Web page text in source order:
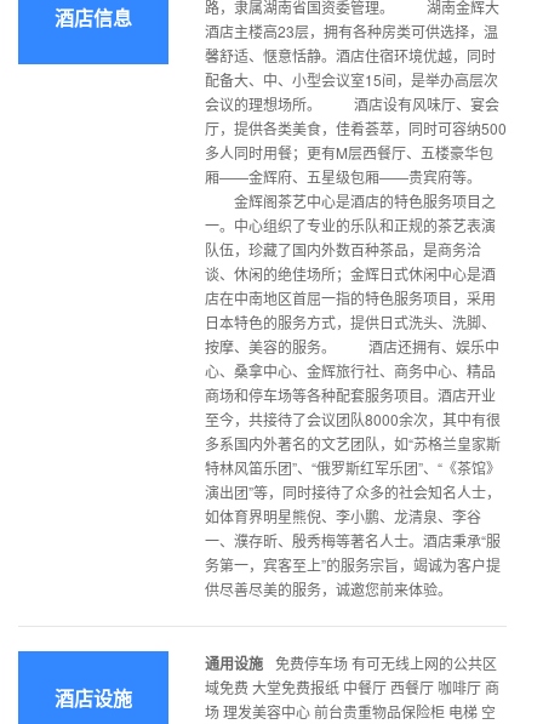
酒店信息
路，隶属湖南省国资委管理。 湖南金辉大
酒店主楼高23层，拥有各种房类可供选择，温
馨舒适、惬意恬静。酒店住宿环境优越，同时
配备大、中、小型会议室15间，是举办高层次
会议的理想场所。 酒店设有风味厅、宴会
厅，提供各类美食，佳肴荟萃，同时可容纳500
多人同时用餐；更有M层西餐厅、五楼豪华包
厢——金辉府、五星级包厢——贵宾府等。
金辉阁茶艺中心是酒店的特色服务项目之
一。中心组织了专业的乐队和正规的茶艺表演
队伍，珍藏了国内外数百种茶品，是商务洽
谈、休闲的绝佳场所；金辉日式休闲中心是酒
店在中南地区首屈一指的特色服务项目，采用
日本特色的服务方式，提供日式洗头、洗脚、
按摩、美容的服务。 酒店还拥有、娱乐中
心、桑拿中心、金辉旅行社、商务中心、精品
商场和停车场等各种配套服务项目。酒店开业
至今，共接待了会议团队8000余次，其中有很
多系国内外著名的文艺团队，如“苏格兰皇家斯
特林风笛乐团”、“俄罗斯红军乐团”、“《茶馆》
演出团”等，同时接待了众多的社会知名人士，
如体育界明星熊倪、李小鹏、龙清泉、李谷
一、濮存昕、殷秀梅等著名人士。酒店秉承“服
务第一，宾客至上”的服务宗旨，竭诚为客户提
供尽善尽美的服务，诚邀您前来体验。
酒店设施
通用设施 免费停车场 有可无线上网的公共区
域免费 大堂免费报纸 中餐厅 西餐厅 咖啡厅 商
场 理发美容中心 前台贵重物品保险柜 电梯 空